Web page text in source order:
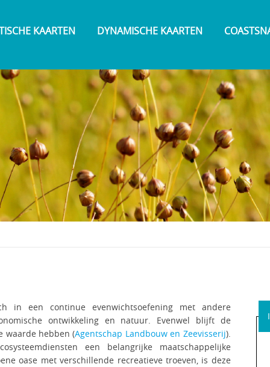
KAARTEN DYNAMISCHE KAARTEN
in een continue evenwichtsoefening met andere
ontwikkeling en natuur. Evenwel blijft de
waarde hebben (Agentschap Landbouw en Zeevisserij).
een belangrijke maatschappelijke
oase met verschillende recreatieve troeven, is deze